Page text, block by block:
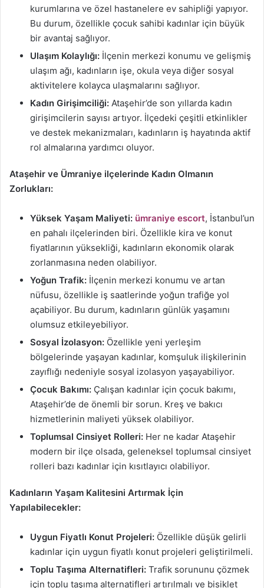
kurumlarına ve özel hastanelere ev sahipliği yapıyor.
Bu durum, özellikle çocuk sahibi kadınlar için büyük
bir avantaj sağlıyor.
Ulaşım Kolaylığı: İlçenin merkezi konumu ve gelişmiş
ulaşım ağı, kadınların işe, okula veya diğer sosyal
aktivitelere kolayca ulaşmalarını sağlıyor.
Kadın Girişimciliği: Ataşehir’de son yıllarda kadın
girişimcilerin sayısı artıyor. İlçedeki çeşitli etkinlikler
ve destek mekanizmaları, kadınların iş hayatında aktif
rol almalarına yardımcı oluyor.
Ataşehir ve Ümraniye ilçelerinde Kadın Olmanın
Zorlukları:
Yüksek Yaşam Maliyeti: ümraniye escort, İstanbul’un
en pahalı ilçelerinden biri. Özellikle kira ve konut
fiyatlarının yüksekliği, kadınların ekonomik olarak
zorlanmasına neden olabiliyor.
Yoğun Trafik: İlçenin merkezi konumu ve artan
nüfusu, özellikle iş saatlerinde yoğun trafiğe yol
açabiliyor. Bu durum, kadınların günlük yaşamını
olumsuz etkileyebiliyor.
Sosyal İzolasyon: Özellikle yeni yerleşim
bölgelerinde yaşayan kadınlar, komşuluk ilişkilerinin
zayıflığı nedeniyle sosyal izolasyon yaşayabiliyor.
Çocuk Bakımı: Çalışan kadınlar için çocuk bakımı,
Ataşehir’de de önemli bir sorun. Kreş ve bakıcı
hizmetlerinin maliyeti yüksek olabiliyor.
Toplumsal Cinsiyet Rolleri: Her ne kadar Ataşehir
modern bir ilçe olsada, geleneksel toplumsal cinsiyet
rolleri bazı kadınlar için kısıtlayıcı olabiliyor.
Kadınların Yaşam Kalitesini Artırmak İçin
Yapılabilecekler:
Uygun Fiyatlı Konut Projeleri: Özellikle düşük gelirli
kadınlar için uygun fiyatlı konut projeleri geliştirilmeli.
Toplu Taşıma Alternatifleri: Trafik sorununu çözmek
için toplu taşıma alternatifleri artırılmalı ve bisiklet